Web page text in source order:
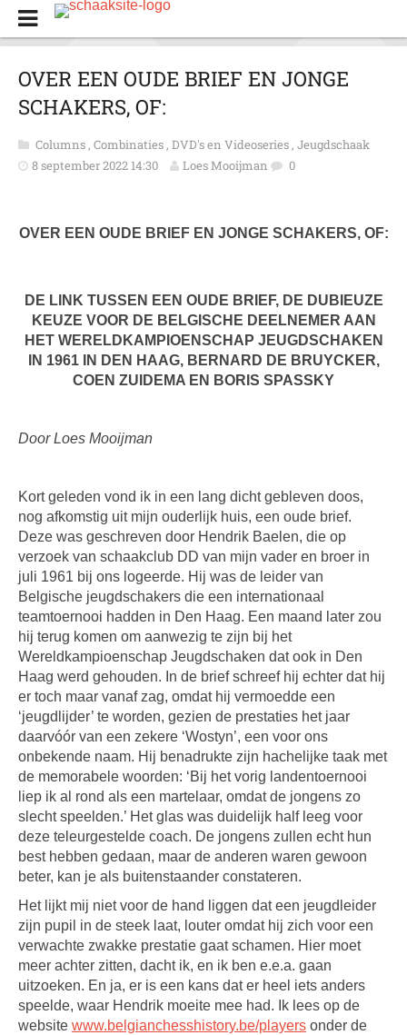
OVER EEN OUDE BRIEF EN JONGE
SCHAKERS, OF:
Columns, Combinaties, DVD's en Videoseries, Jeugdschaak
8 september 2022 14:30
Loes Mooijman 0
OVER EEN OUDE BRIEF EN JONGE SCHAKERS, OF:
DE LINK TUSSEN EEN OUDE BRIEF, DE DUBIEUZE
KEUZE VOOR DE BELGISCHE DEELNEMER AAN
HET WERELDKAMPIOENSCHAP JEUGDSCHAKEN
IN 1961 IN DEN HAAG, BERNARD DE BRUYCKER,
COEN ZUIDEMA EN BORIS SPASSKY
Door Loes Mooijman
Kort geleden vond ik in een lang dicht gebleven doos,
nog afkomstig uit mijn ouderlijk huis, een oude brief.
Deze was geschreven door Hendrik Baelen, die op
verzoek van schaakclub DD van mijn vader en broer in
juli 1961 bij ons logeerde. Hij was de leider van
Belgische jeugdschakers die een internationaal
teamtoernooi hadden in Den Haag. Een maand later zou
hij terug komen om aanwezig te zijn bij het
Wereldkampioenschap Jeugdschaken dat ook in Den
Haag werd gehouden. In de brief schreef hij echter dat hij
er toch maar vanaf zag, omdat hij vermoedde een
‘jeugdlijder’ te worden, gezien de prestaties het jaar
daarvóór van een zekere ‘Wostyn’, een voor ons
onbekende naam. Hij benadrukte zijn hachelijke taak met
de memorabele woorden: ‘Bij het vorig landentoernooi
liep ik al rond als een martelaar, omdat de jongens zo
slecht speelden.’ Het glas was duidelijk half leeg voor
deze teleurgestelde coach. De jongens zullen echt hun
best hebben gedaan, maar de anderen waren gewoon
beter, kan je als buitenstaander constateren.
Het lijkt mij niet voor de hand liggen dat een jeugdleider
zijn pupil in de steek laat, louter omdat hij zich voor een
verwachte zwakke prestatie gaat schamen. Hier moet
meer achter zitten, dacht ik, en ik ben e.e.a. gaan
uitzoeken. En ja, er is een kans dat er heel iets anders
speelde, waar Hendrik moeite mee had. Ik lees op de
website www.belgianchesshistory.be/players onder de